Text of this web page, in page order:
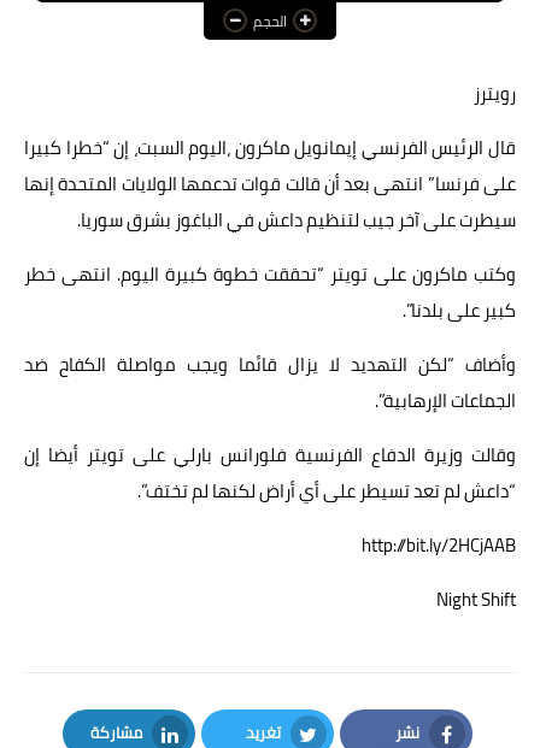
عالم المرأة
أخبار مصر
أخبار عربية
أخبار النجوم
أخبار العالم
الحجم
رويترز
قال الرئيس الفرنسي إيمانويل ماكرون ،اليوم السبت، إن “خطرا كبيرا
على فرنسا” انتهى بعد أن قالت قوات تدعمها الولايات المتحدة إنها
سيطرت على آخر جيب لتنظيم داعش في الباغوز بشرق سوريا.
وكتب ماكرون على تويتر “تحققت خطوة كبيرة اليوم. انتهى خطر
كبير على بلدنا”.
وأضاف “لكن التهديد لا يزال قائما ويجب مواصلة الكفاح ضد
الجماعات الإرهابية”.
وقالت وزيرة الدفاع الفرنسية فلورانس بارلي على تويتر أيضا إن
“داعش لم تعد تسيطر على أي أراض لكنها لم تختف”.
http://bit.ly/2HCjAAB
Night Shift
نشر تغريد مشاركة